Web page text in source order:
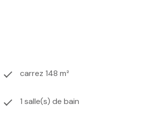
bien est exposé sont disponibles sur le
carrez 148 m²
1 salle(s) de bain